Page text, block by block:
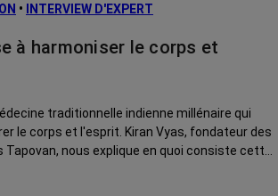
• INTERVIEW D'EXPERT
à harmoniser le corps et
traditionnelle indienne millénaire qui
le corps et l'esprit. Kiran Vyas, fondateur des
nous explique en quoi consiste cette